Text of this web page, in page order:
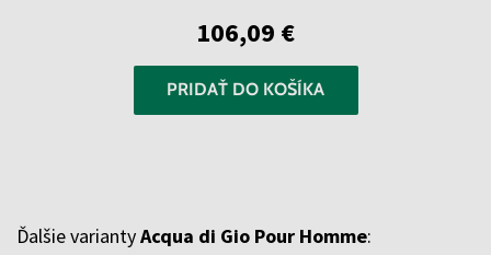
106,09 €
PRIDAŤ DO KOŠÍKA
Ďalšie variantyAcqua di Gio Pour Homme: